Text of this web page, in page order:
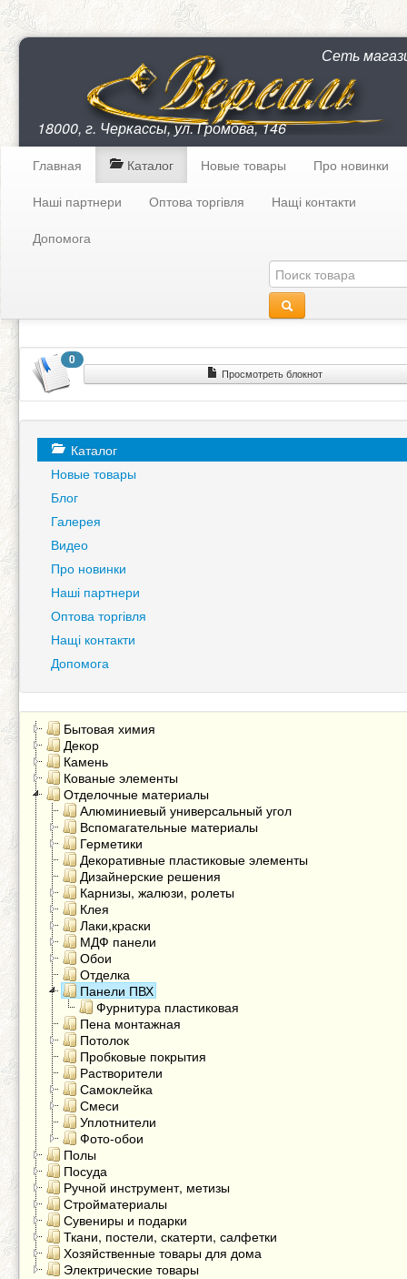
Сеть
18000, г. Черкассы, ул. Громова, 146
Главная Каталог Новые товары
Про новинки
Наші партнери
Оптова торгівля
Нащі контакти
Допомога
0
Просмотреть блокнот
Каталог
Новые товары
Блог
Галерея
Видео
Про новинки
Наші партнери
Оптова торгівля
Нащі контакти
Допомога
Бытовая химия
Декор
Камень
Кованые элементы
Отделочные материалы
Алюминиевый универсальный угол
Вспомагательные материалы
Герметики
Декоративные пластиковые элементы
Дизайнерские решения
Карнизы, жалюзи, ролеты
Клея
Лаки,краски
МДФ панели
Обои
Отделка
Панели ПВХ
Фурнитура пластиковая
Пена монтажная
Потолок
Пробковые покрытия
Растворители
Самоклейка
Смеси
Уплотнители
Фото-обои
Полы
Посуда
Ручной инструмент, метизы
Стройматериалы
Сувениры и подарки
Ткани, постели, скатерти, салфетки
Хозяйственные товары для дома
Электрические товары